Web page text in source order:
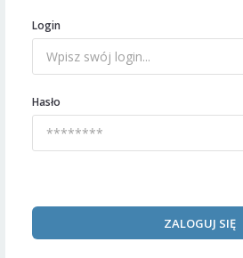
Login
Hasło
ZALOGUJ SIĘ